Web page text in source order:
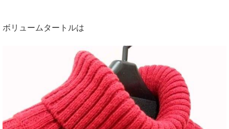
ボリュームタートルは